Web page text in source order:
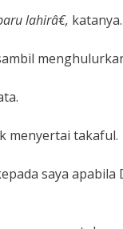
lahirâ€, katanya.
menyertai takaful.
saya